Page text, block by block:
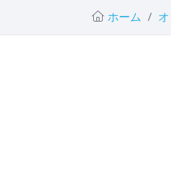
ホーム